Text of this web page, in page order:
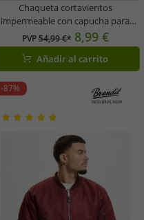
Chaqueta cortavientos
impermeable con capucha para
hombre Build your Brand, modelo
B3162, color negro
PVP54,99 €* 8,99 €
Añadir al carrito
-87%